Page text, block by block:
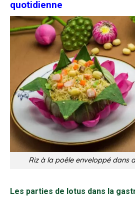
quotidienne
Riz à la poêle enveloppé dans
Les parties de lotus dans la